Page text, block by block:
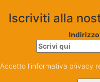
Iscriviti alla
Accetto l'informativa privacy